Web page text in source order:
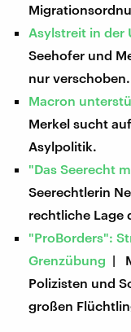
Asylstreit in der
Seehofer und
nur verschoben.
Macron
Merkel sucht
Asylpolitik.
"Das Seerecht
Seerechtlerin
rechtliche Lage
"ProBorders":
Grenzübung |
Polizisten und
großen